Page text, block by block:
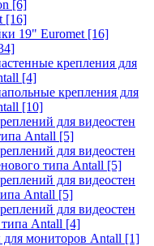
[6]
[16]
19" Euromet [16]
крепления для
[4]
крепления для
[10]
для видеостен
Antall [5]
для видеостен
типа Antall [5]
для видеостен
Antall [5]
для видеостен
Antall [4]
мониторов Antall [1]